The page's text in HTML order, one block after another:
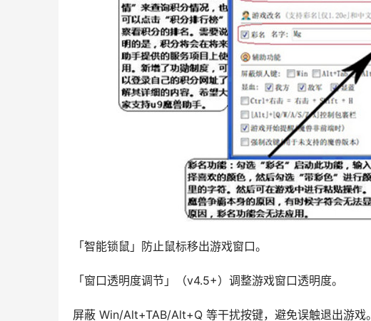
「智能锁鼠」防止鼠标移出游戏窗口。
「窗口透明度调节」（v4.5+）调整游戏窗口透明度。
屏蔽 Win/Alt+TAB/Alt+Q 等干扰按键，避免误触退出游戏。